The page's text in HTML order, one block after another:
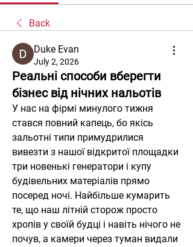
Back
Duke Evan
July 2, 2026
Реальні способи вберегти
бізнес від нічних нальотів
У нас на фірмі минулого тижня
стався повний капець, бо якісь
зальотні типи примудрилися
вивезти з нашої відкритої площадки
три новенькі генератори і купу
будівельних матеріалів прямо
посеред ночі. Найбільше кумарить
те, що наш літній сторож просто
хропів у своїй будці і навіть нічого не
почув, а камери через туман видали